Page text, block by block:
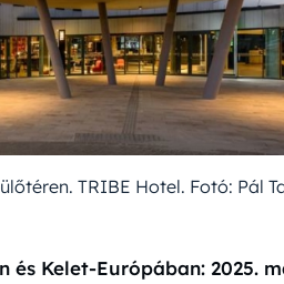
TRIBE Hotel. Fotó: Pál
Kelet-Európában: 2025.